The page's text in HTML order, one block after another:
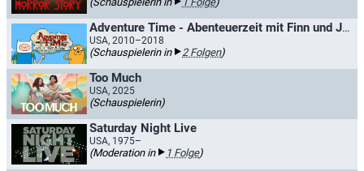
Adventure Time - Abenteuerzeit mit Finn und Jake / Adventure Time: Ferne Länder
USA, 2010–2018
(Schauspielerin in 2 Folgen)
Too Much
USA, 2025
(Schauspielerin)
Saturday Night Live
USA, 1975–
(Moderation in 1 Folge)